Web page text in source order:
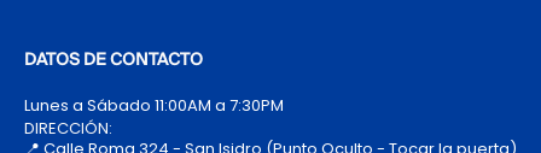
DATOS DE CONTACTO
Lunes a Sábado 11:00AM a 7:30PM
DIRECCIÓN: